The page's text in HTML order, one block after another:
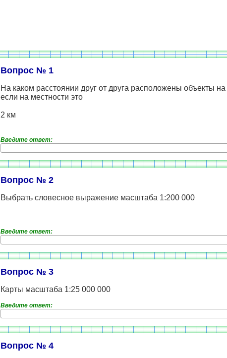
Вопрос № 1
На каком расстоянии друг от друга расположены объекты
если на местности это
2 км
Введите ответ:
Вопрос № 2
Выбрать словесное выражение масштаба 1:200 000
Введите ответ:
Вопрос № 3
Карты масштаба 1:25 000 000
Введите ответ:
Вопрос № 4